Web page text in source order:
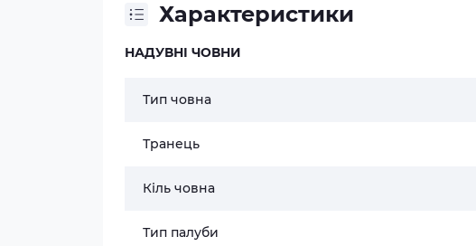
Характеристики
НАДУВНІ ЧОВНИ
Тип човна
Транець
Кіль човна
Тип палуби